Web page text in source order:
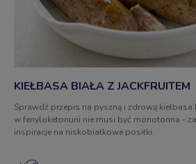
KIEŁBASA BIAŁA Z JACKFRUITEM
Sprawdź przepis na pyszną i zdrową kiełbasa
w fenyloketonurii nie musi być monotonna -
inspiracje na niskobiałkowe posiłki.